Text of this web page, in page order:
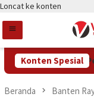
Loncat ke konten
Konten Spesial
Tangsel
Beranda Banten